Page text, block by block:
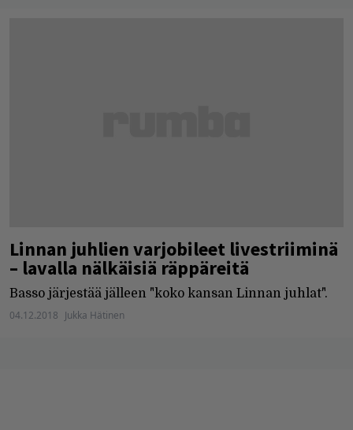
Linnan juhlien varjobileet livestriiminä
– lavalla nälkäisiä räppäreitä
Basso järjestää jälleen "koko kansan Linnan juhlat".
04.12.2018 Jukka Hätinen